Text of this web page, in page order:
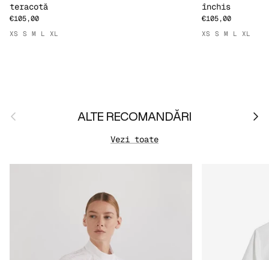
teracotă
€105,00
XS S M L XL
închis
€105,00
XS S M L XL
Anterior ALTE RECOMANDĂRI
Vezi toate